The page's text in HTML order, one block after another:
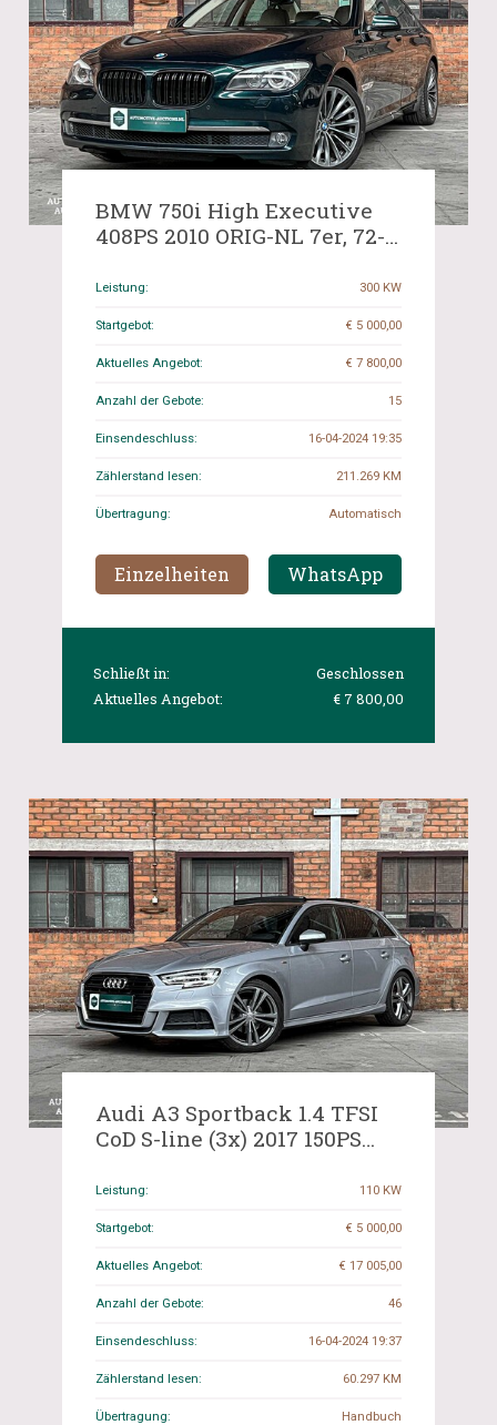
BMW 750i High Executive
408PS 2010 ORIG-NL 7er, 72-
Leistung: 300 KW
Startgebot: € 5 000,00
Aktuelles Angebot: € 7 800,00
Anzahl der Gebote: 15
Einsendeschluss: 16-04-2024 19:35
Zählerstand lesen: 211.269 KM
Übertragung: Automatisch
Einzelheiten WhatsApp
Schließt in:
Geschlossen
Aktuelles Angebot:
€ 7 800,00
Audi A3 Sportback 1.4 TFSI
CoD S-line (3x) 2017 150PS
Leistung: 110 KW
Startgebot: € 5 000,00
Aktuelles Angebot: € 17 005,00
Anzahl der Gebote: 46
Einsendeschluss: 16-04-2024 19:37
Zählerstand lesen: 60.297 KM
Übertragung: Handbuch